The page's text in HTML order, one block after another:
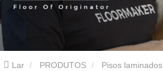
Lar PRODUTOS Pisos laminados